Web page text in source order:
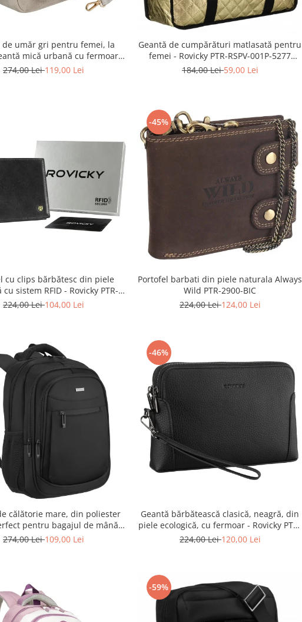
de umăr gri pentru femei, la
mică urbană cu fermoar,
- Peterson PTR-PTN MX02-
274,00 Lei119,00 Lei
Geantă de cumpărături matlasată pentru
femei - Rovicky PTR-RSPV-001P-5277
GOLD
184,00 Lei59,00 Lei
cu clips bărbătesc din piele
sistem RFID - Rovicky PTR-
N1908-RVT-9799 BLACK
224,00 Lei104,00 Lei
-45%
Portofel barbati din piele naturala Always
Wild PTR-2900-BIC
224,00 Lei124,00 Lei
călătorie mare, din poliester
pentru bagajul de mână -
PTR-R-BHX-05-1020 BLACK
274,00 Lei109,00 Lei
-46%
Geantă bărbătească clasică, neagră, din
piele ecologică, cu fermoar - Rovicky PTR-
R-SDR-01-1631 BLACK
224,00 Lei120,00 Lei
-59%